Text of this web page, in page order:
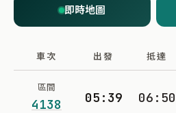
即時地圖
車次 出發 抵達
區間
4138 05:39 06:50